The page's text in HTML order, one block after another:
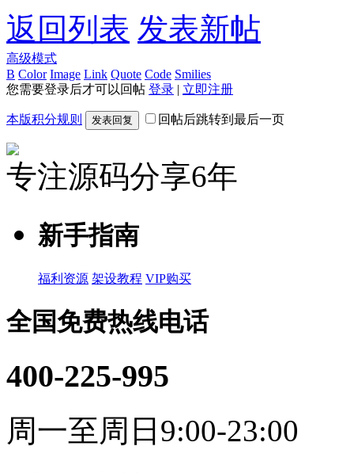
返回列表 发表新帖
高级模式
B Color Image Link Quote Code Smilies
您需要登录后才可以回帖 登录 | 立即注册
本版积分规则 发表回复 回帖后跳转到最后一页
专注源码分享6年
新手指南
福利资源 架设教程 VIP购买
全国免费热线电话
400-225-995
周一至周日9:00-23:00